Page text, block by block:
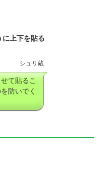
上下を貼る
シュリ蔵
て貼るこ
防いでく